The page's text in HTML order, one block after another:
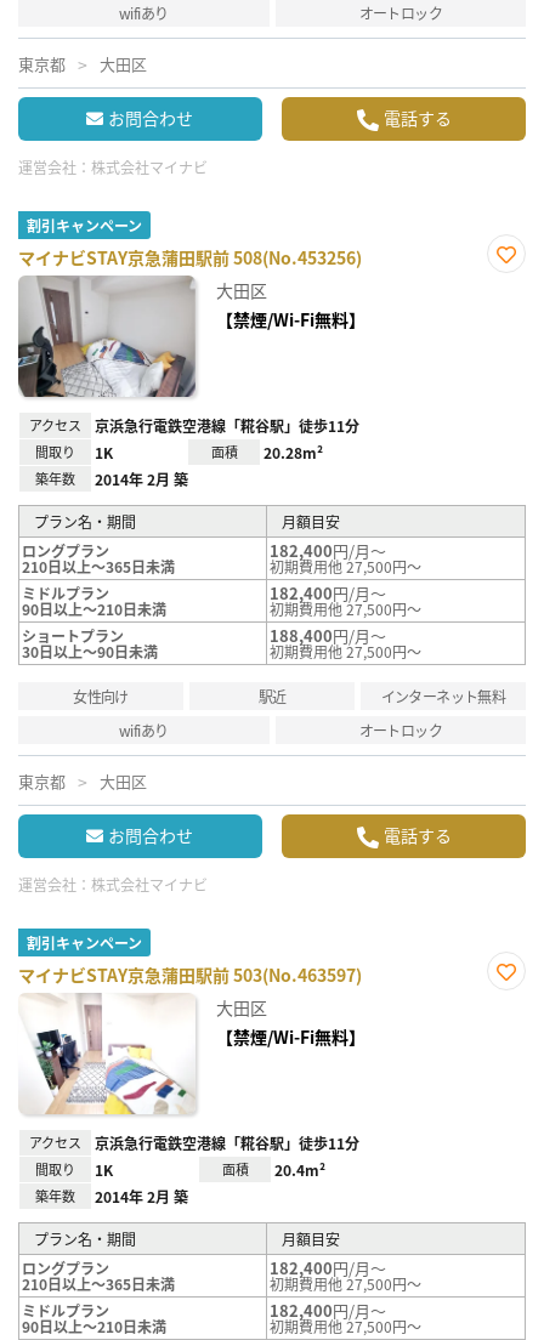
wifiあり
オートロック
東京都 大田区
お問合わせ 電話する
運営会社： 株式会社マイナビ
割引キャンペーン
マイナビSTAY京急蒲田駅前 508(No.453256)
大田区
【禁煙/Wi-Fi無料】
アクセス 京浜急行電鉄空港線「糀谷駅」徒歩11分
間取り 1K 面積 20.28m²
築年数 2014年 2月 築
プラン名・期間
月額目安
ロングプラン
210日以上～365日未満
182,400円/月～
初期費用他 27,500円～
ミドルプラン
90日以上～210日未満
182,400円/月～
初期費用他 27,500円～
ショートプラン
30日以上～90日未満
188,400円/月～
初期費用他 27,500円～
女性向け 駅近
インターネット無料
wifiあり
オートロック
東京都 大田区
お問合わせ 電話する
運営会社： 株式会社マイナビ
割引キャンペーン
マイナビSTAY京急蒲田駅前 503(No.463597)
大田区
【禁煙/Wi-Fi無料】
アクセス 京浜急行電鉄空港線「糀谷駅」徒歩11分
間取り 1K 面積 20.4m²
築年数 2014年 2月 築
プラン名・期間
月額目安
ロングプラン
210日以上～365日未満
182,400円/月～
初期費用他 27,500円～
ミドルプラン
90日以上～210日未満
182,400円/月～
初期費用他 27,500円～